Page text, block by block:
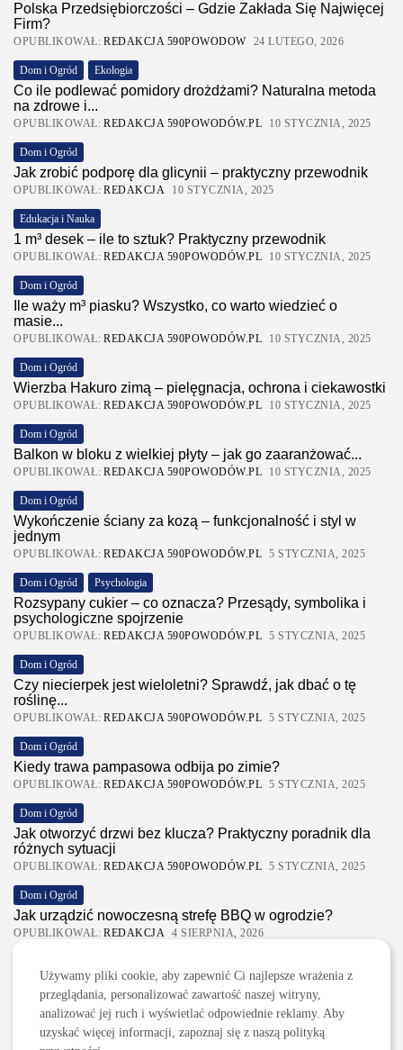
Polska Przedsiębiorczości – Gdzie Zakłada Się Najwięcej
Firm?
OPUBLIKOWAŁ: REDAKCJA 590POWODOW 24 LUTEGO, 2026
Dom i Ogród Ekologia
Co ile podlewać pomidory drożdżami? Naturalna metoda
na zdrowe i...
OPUBLIKOWAŁ: REDAKCJA 590POWODÓW.PL 10 STYCZNIA, 2025
Dom i Ogród
Jak zrobić podporę dla glicynii – praktyczny przewodnik
OPUBLIKOWAŁ: REDAKCJA 10 STYCZNIA, 2025
Edukacja i Nauka
1 m³ desek – ile to sztuk? Praktyczny przewodnik
OPUBLIKOWAŁ: REDAKCJA 590POWODÓW.PL 10 STYCZNIA, 2025
Dom i Ogród
Ile waży m³ piasku? Wszystko, co warto wiedzieć o
masie...
OPUBLIKOWAŁ: REDAKCJA 590POWODÓW.PL 10 STYCZNIA, 2025
Dom i Ogród
Wierzba Hakuro zimą – pielęgnacja, ochrona i ciekawostki
OPUBLIKOWAŁ: REDAKCJA 590POWODÓW.PL 10 STYCZNIA, 2025
Dom i Ogród
Balkon w bloku z wielkiej płyty – jak go zaaranżować...
OPUBLIKOWAŁ: REDAKCJA 590POWODÓW.PL 10 STYCZNIA, 2025
Dom i Ogród
Wykończenie ściany za kozą – funkcjonalność i styl w
jednym
OPUBLIKOWAŁ: REDAKCJA 590POWODÓW.PL 5 STYCZNIA, 2025
Dom i Ogród Psychologia
Rozsypany cukier – co oznacza? Przesądy, symbolika i
psychologiczne spojrzenie
OPUBLIKOWAŁ: REDAKCJA 590POWODÓW.PL 5 STYCZNIA, 2025
Dom i Ogród
Czy niecierpek jest wieloletni? Sprawdź, jak dbać o tę
roślinę...
OPUBLIKOWAŁ: REDAKCJA 590POWODÓW.PL 5 STYCZNIA, 2025
Dom i Ogród
Kiedy trawa pampasowa odbija po zimie?
OPUBLIKOWAŁ: REDAKCJA 590POWODÓW.PL 5 STYCZNIA, 2025
Dom i Ogród
Jak otworzyć drzwi bez klucza? Praktyczny poradnik dla
różnych sytuacji
OPUBLIKOWAŁ: REDAKCJA 590POWODÓW.PL 5 STYCZNIA, 2025
Dom i Ogród
Jak urządzić nowoczesną strefę BBQ w ogrodzie?
OPUBLIKOWAŁ: REDAKCJA 4 SIERPNIA, 2026
Lattafa Asad – gdzie kupić?
OPUBLIKOWAŁ: REDAKCJA 3 SIERPNIA, 2026
Używamy pliki cookie, aby zapewnić Ci najlepsze wrażenia z
przeglądania, personalizować zawartość naszej witryny,
analizować jej ruch i wyświetlać odpowiednie reklamy. Aby
uzyskać więcej informacji, zapoznaj się z naszą polityką